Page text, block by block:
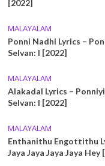
[2022]
MALAYALAM
Ponni Nadhi Lyrics –
Selvan: I [2022]
MALAYALAM
Alakadal Lyrics –
Selvan: I [2022]
MALAYALAM
Enthanithu Engottithu
Jaya Jaya Jaya Jaya Hey